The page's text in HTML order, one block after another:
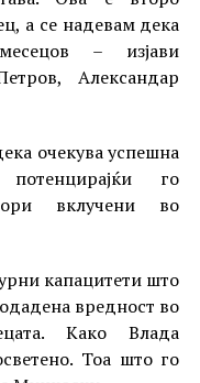
а се надевам дека
– изјави
Александар
очекува успешна
го
вклучени во
капацитети што
вредност во
Како Влада
Тоа што го